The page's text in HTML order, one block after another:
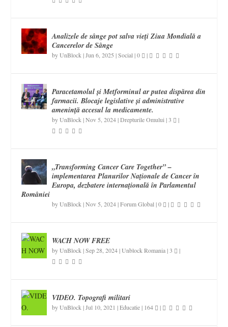
Analizele de sânge pot salva vieți Ziua Mondială a
Cancerelor de Sânge
byUnBlock |Jun 6, 2025 |Social |0 |
Paracetamolul și Metforminul ar putea dispărea din
farmacii. Blocaje legislative și administrative
amenință accesul la medicamente.
byUnBlock |Nov 5, 2024|Drepturile Omului |3 |
„Transforming Cancer Care Together” –
implementarea Planurilor Naţionale de Cancer în
Europa, dezbatere internaţională în Parlamentul
României
byUnBlock |Nov 5, 2024|Forum Global |0 |
WACH NOW FREE
byUnBlock |Sep 28, 2024|Unblock Romania|3 |
VIDEO. Topografi militari
byUnBlock |Jul 10, 2021 |Educatie| 164 |